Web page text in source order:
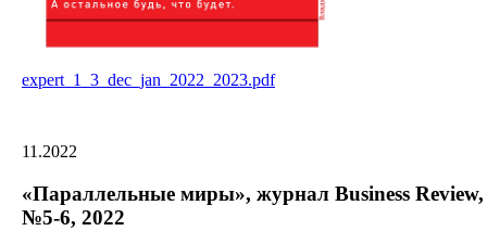
expert_1_3_dec_jan_2022_2023.pdf
11.2022
«Параллельные миры», журнал Business Review,
№5-6, 2022